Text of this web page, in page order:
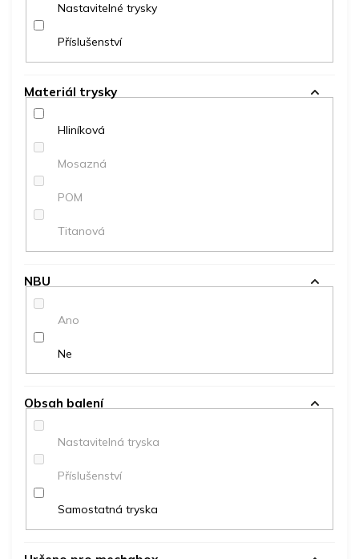
Nastavitelné trysky
Příslušenství
Materiál trysky
Hliníková
Mosazná
POM
Titanová
NBU
Ano
Ne
Obsah balení
Nastavitelná tryska
Příslušenství
Samostatná tryska